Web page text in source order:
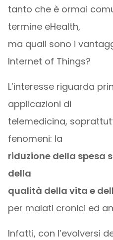
tanto che è ormai
termine eHealth,
ma quali sono i
Internet of Things?
L’interesse riguarda
applicazioni di
telemedicina,
fenomeni: la
riduzione della spesa
della
qualità della vita e
per malati cronici ed
Infatti, con l’evolversi